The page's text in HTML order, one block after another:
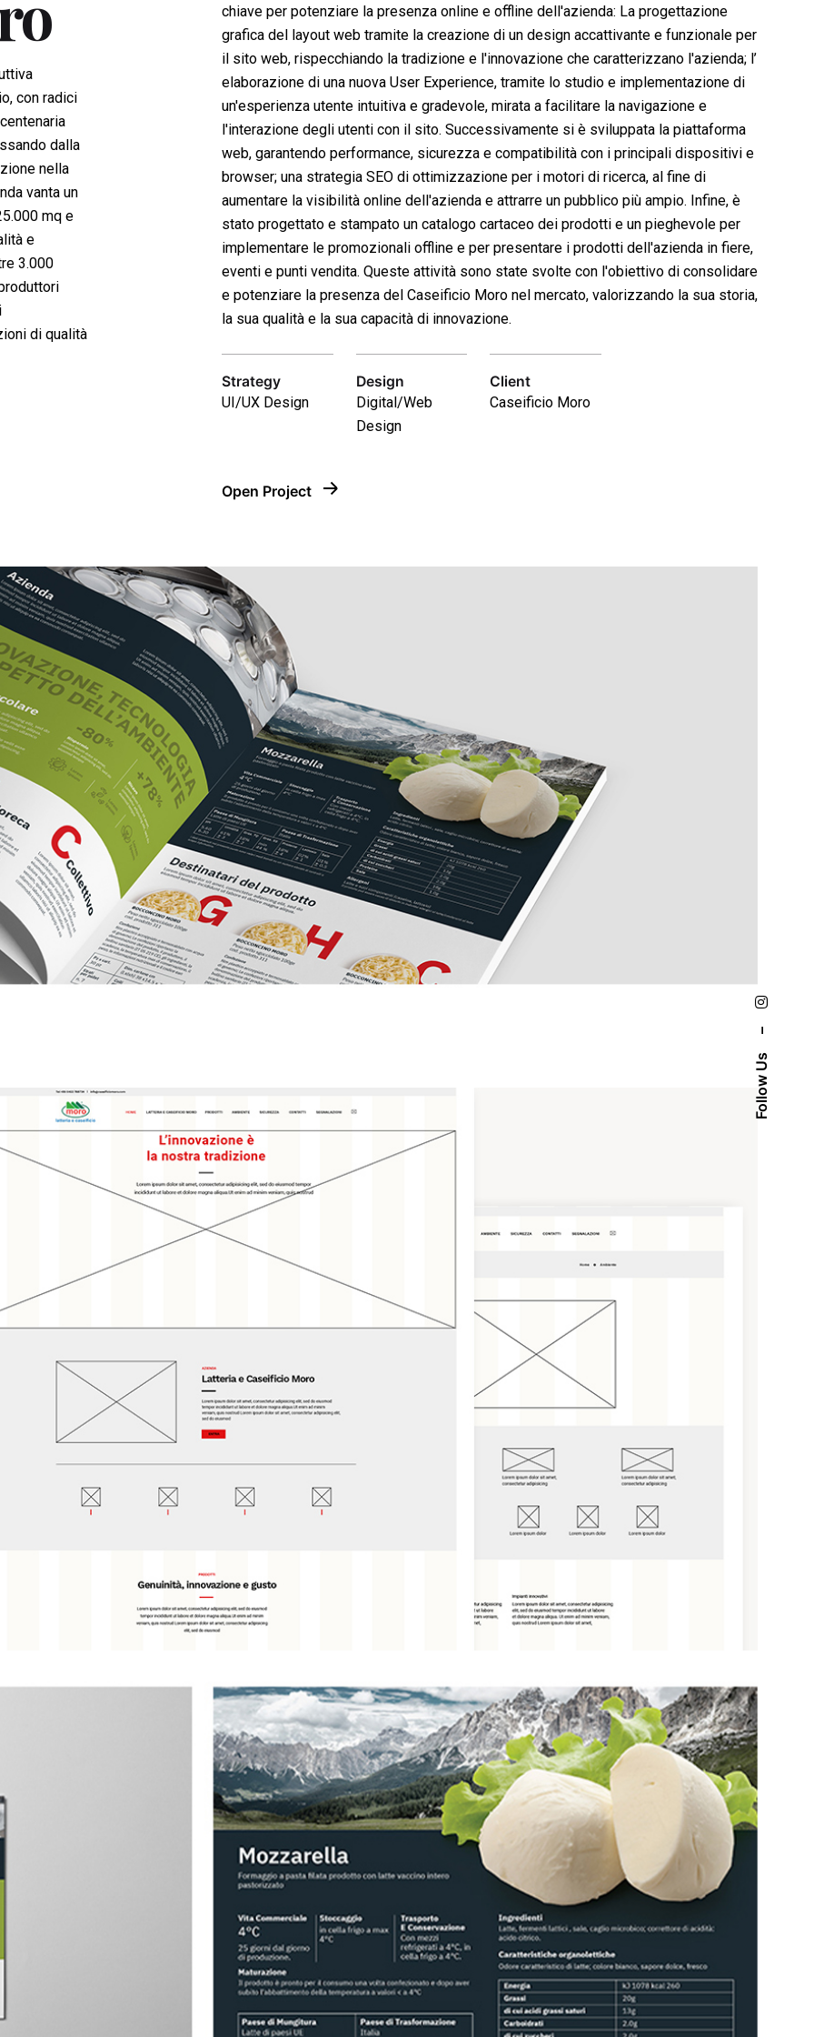
Follow Us
con radici
dalla
nella
vanta un
mq e
e
3.000
di qualità
chiave per potenziare la presenza online e offline dell'azienda: La progettazione
grafica del layout web tramite la creazione di un design accattivante e funzionale per
il sito web, rispecchiando la tradizione e l'innovazione che caratterizzano l'azienda; l’
elaborazione di una nuova User Experience, tramite lo studio e implementazione di
un'esperienza utente intuitiva e gradevole, mirata a facilitare la navigazione e
l'interazione degli utenti con il sito. Successivamente si è sviluppata la piattaforma
web, garantendo performance, sicurezza e compatibilità con i principali dispositivi e
browser; una strategia SEO di ottimizzazione per i motori di ricerca, al fine di
aumentare la visibilità online dell'azienda e attrarre un pubblico più ampio. Infine, è
stato progettato e stampato un catalogo cartaceo dei prodotti e un pieghevole per
implementare le promozionali offline e per presentare i prodotti dell'azienda in fiere,
eventi e punti vendita. Queste attività sono state svolte con l'obiettivo di consolidare
e potenziare la presenza del Caseificio Moro nel mercato, valorizzando la sua storia,
la sua qualità e la sua capacità di innovazione.
Strategy
UI/UX Design
Design
Digital/Web
Design
Client
Caseificio Moro
Open Project